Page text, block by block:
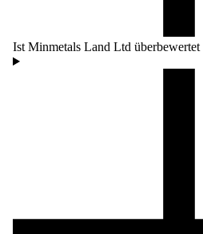
Ist Minmetals Land Ltd überbewertet